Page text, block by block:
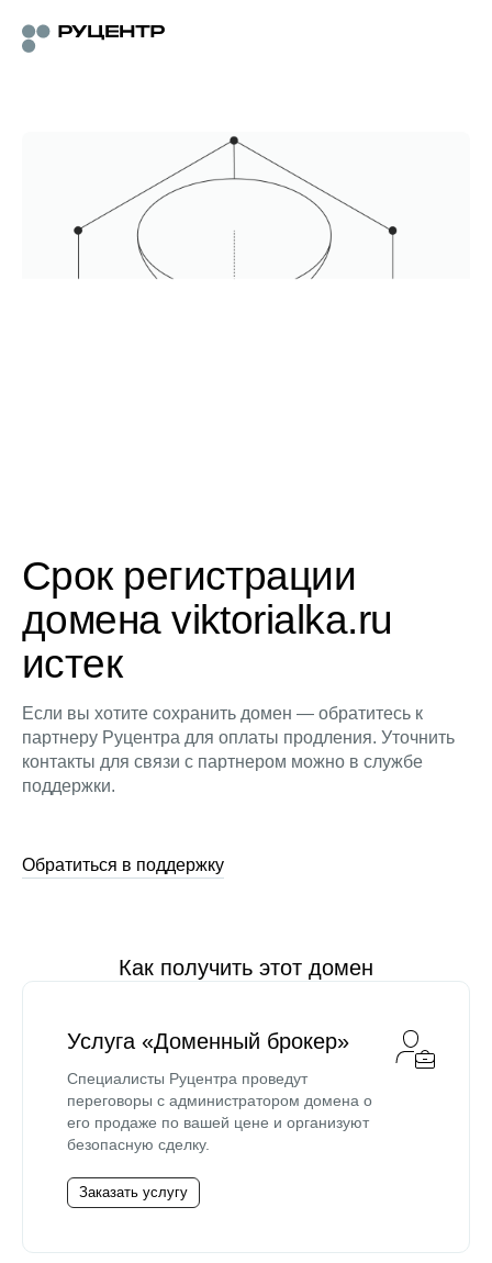
Срок регистрации
домена viktorialka.ru
истек
Если вы хотите сохранить домен — обратитесь к
партнеру Руцентра для оплаты продления. Уточнить
контакты для связи с партнером можно в службе
поддержки.
Обратиться в поддержку
Как получить этот домен
Услуга «Доменный брокер»
Специалисты Руцентра проведут
переговоры с администратором домена о
его продаже по вашей цене и организуют
безопасную сделку.
Заказать услугу